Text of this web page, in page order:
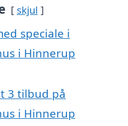
skjul
speciale i
i Hinnerup
3 tilbud på
i Hinnerup